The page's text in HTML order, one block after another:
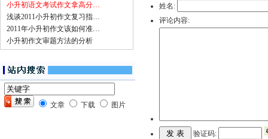
小升初语文考试作文拿高分…
浅谈2011小升初作文复习指…
2011年小升初作文该如何准…
小升初作文审题方法的分析
文章 下载 图片
姓名:
评论内容:
验证码: